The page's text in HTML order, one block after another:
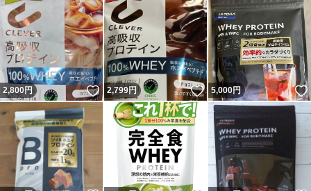
2,800円 いいね！
2,799円 いいね！
5,000円